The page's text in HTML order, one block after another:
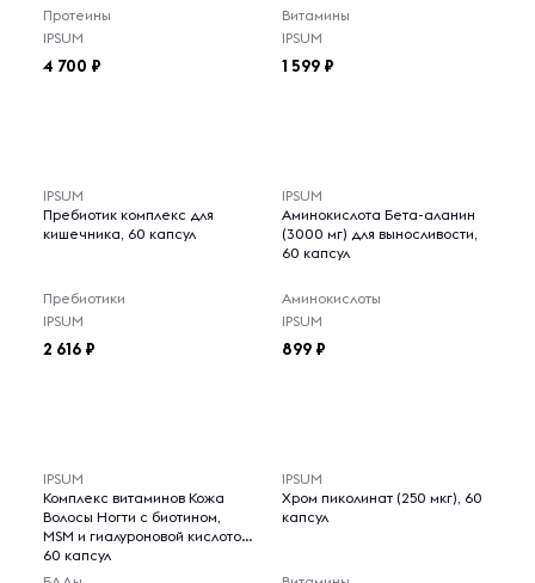
Протеины
IPSUM
4 700
Витамины
IPSUM
1 599
IPSUM
Пребиотик комплекс для
кишечника, 60 капсул
Пребиотики
IPSUM
2 616
IPSUM
Аминокислота Бета-аланин
(3000 мг) для выносливости,
60 капсул
Аминокислоты
IPSUM
899
IPSUM
Комплекс витаминов Кожа
Волосы Ногти с биотином,
MSM и гиалуроновой кислотой,
60 капсул
IPSUM
Хром пиколинат (250 мкг), 60
капсул